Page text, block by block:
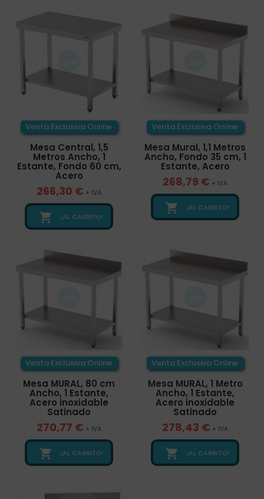
Venta Exclusiva Online
Mesa Central, 1,5
Metros Ancho, 1
Estante, Fondo 60 cm,
Acero
266,30 € + IVA
 ¡AL CARRITO!
Venta Exclusiva Online
Mesa Mural, 1,1 Metros
Ancho, Fondo 35 cm, 1
Estante, Acero
268,79 € + IVA
 ¡AL CARRITO!
Venta Exclusiva Online
Mesa MURAL, 80 cm
Ancho, 1 Estante,
Acero inoxidable
Satinado
270,77 € + IVA
 ¡AL CARRITO!
Venta Exclusiva Online
Mesa MURAL, 1 Metro
Ancho, 1 Estante,
Acero inoxidable
Satinado
278,43 € + IVA
 ¡AL CARRITO!